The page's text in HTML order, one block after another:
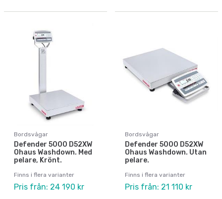
Bordsvågar
Defender 5000 D52XW
Ohaus Washdown. Med
pelare, Krönt.
Finns i flera varianter
Pris från: 24 190 kr
Bordsvågar
Defender 5000 D52XW
Ohaus Washdown. Utan
pelare.
Finns i flera varianter
Pris från: 21 110 kr